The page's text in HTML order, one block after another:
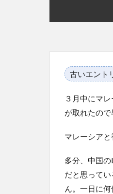
古いエント
３月中にマ
が取れたの
マレーシア
多分、中国
だと思って
ん。一日に